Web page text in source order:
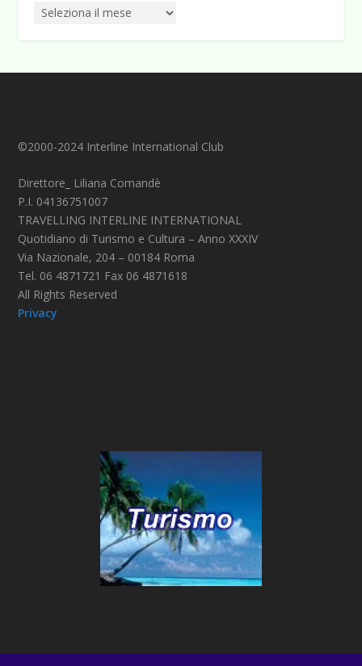
©2000-2024 Interline International Club
Direttore_ Liliana Comandè
P.I. 04136751007
TRAVELLING INTERLINE INTERNATIONAL
Quotidiano di Turismo e Cultura – Anno XXXIV
Via Nazionale, 204 – 00184 Roma
Tel. 06 4871721 Fax 06 4871618
All Rights Reserved
Privacy